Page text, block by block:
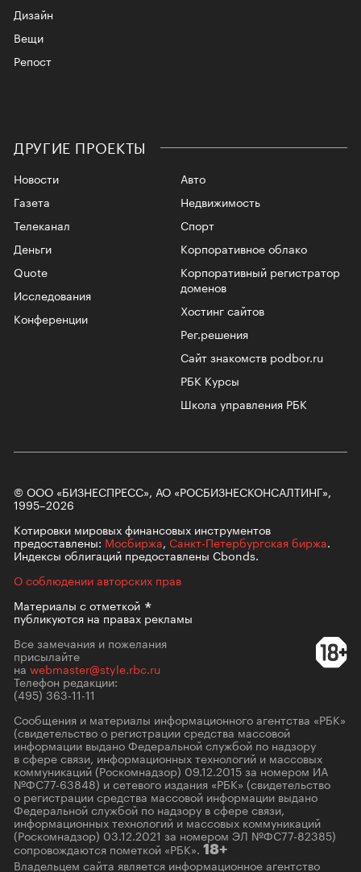
Дизайн
Вещи
Репост
ДРУГИЕ ПРОЕКТЫ
Новости
Газета
Телеканал
Авто
Недвижимость
Спорт
Корпоративное облако
Корпоративный регистратор
доменов
Хостинг сайтов
Рег.решения
Сайт знакомств podbor.ru
РБК Курсы
Школа управления РБК
Деньги
Quote
Исследования
Конференции
© ООО «БИЗНЕСПРЕСС», АО «РОСБИЗНЕСКОНСАЛТИНГ»,
1995–2026
Котировки мировых финансовых инструментов
предоставлены: Мосбиржа, Санкт-Петербургская биржа.
Индексы облигаций предоставлены Cbonds.
О соблюдении авторских прав
Материалы сотметкой
публикуются на правах рекламы
Все замечания и пожелания
присылайте
на webmaster@style.rbc.ru
Телефон редакции:
(495) 363-11-11
Сообщения и материалы информационного агентства «РБК»
(свидетельство о регистрации средства массовой
информации выдано Федеральной службой по надзору
в сфере связи, информационных технологий и массовых
коммуникаций (Роскомнадзор) 09.12.2015 за номером ИА
№ФС77-63848) и сетевого издания «РБК» (свидетельство
о регистрации средства массовой информации выдано
Федеральной службой по надзору в сфере связи,
информационных технологий и массовых коммуникаций
(Роскомнадзор) 03.12.2021 за номером ЭЛ №ФС77-82385)
сопровождаются пометкой «РБК». 18+
Владельцем сайта является информационное агентство